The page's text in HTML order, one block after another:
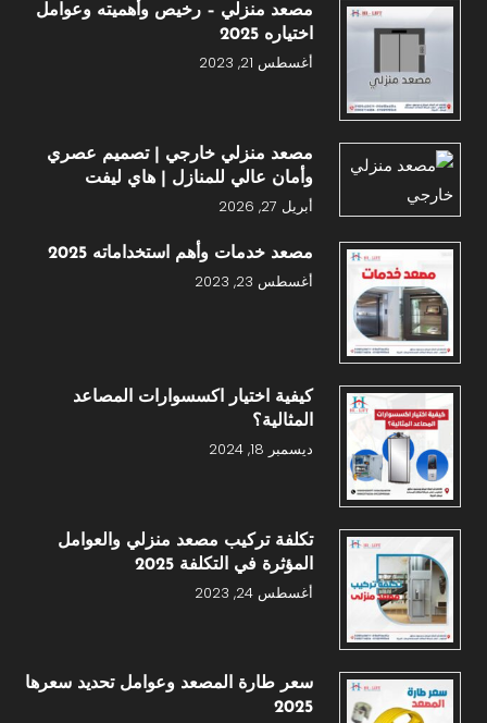
مصعد منزلي – رخيص وأهميته وعوامل
اختياره 2025
أغسطس 21, 2023
مصعد منزلي خارجي | تصميم عصري
وأمان عالي للمنازل | هاي ليفت
أبريل 27, 2026
مصعد خدمات وأهم استخداماته 2025
أغسطس 23, 2023
كيفية اختيار اكسسوارات المصاعد
المثالية؟
ديسمبر 18, 2024
تكلفة تركيب مصعد منزلي والعوامل
المؤثرة في التكلفة 2025
أغسطس 24, 2023
سعر طارة المصعد وعوامل تحديد سعرها
2025